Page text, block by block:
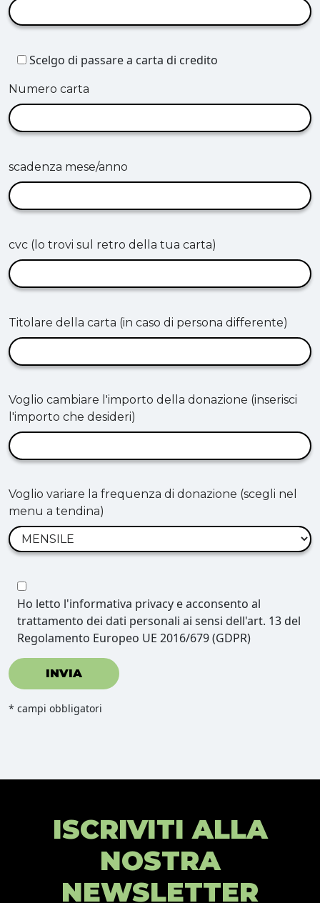
Scelgo di passare a carta di credito
Numero carta
scadenza mese/anno
cvc (lo trovi sul retro della tua carta)
Titolare della carta (in caso di persona differente)
Voglio cambiare l'importo della donazione (inserisci
l'importo che desideri)
Voglio variare la frequenza di donazione (scegli nel
menu a tendina)
Ho letto l'informativa privacy e acconsento al
trattamento dei dati personali ai sensi dell'art. 13 del
Regolamento Europeo UE 2016/679 (GDPR)
INVIA
* campi obbligatori
ISCRIVITI ALLA
NOSTRA
NEWSLETTER